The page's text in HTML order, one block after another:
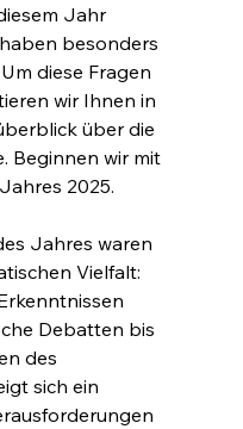
Jahr
besonders
diese Fragen
wir Ihnen in
über die
Beginnen wir mit
2025.
Jahres waren
Vielfalt:
Debatten bis
des
sich ein